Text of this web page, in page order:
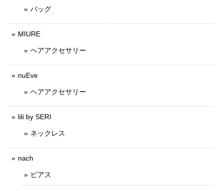
バッグ
MIURE
ヘアアクセサリー
nuEve
ヘアアクセサリー
lili by SERI
ネックレス
nach
ピアス